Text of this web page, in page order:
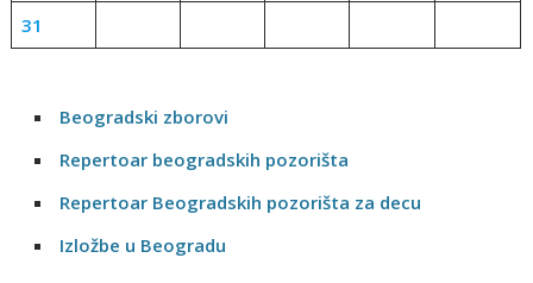
31
Beogradski zborovi
Repertoar beogradskih pozorišta
Repertoar Beogradskih pozorišta za decu
Izložbe u Beogradu